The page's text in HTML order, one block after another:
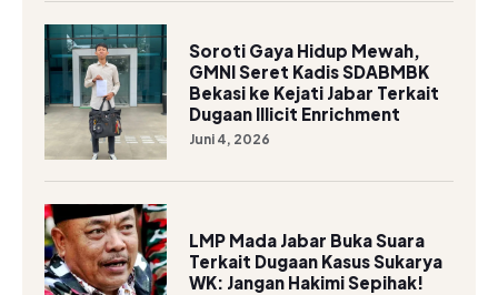
Soroti Gaya Hidup Mewah,
GMNI Seret Kadis SDABMBK
Bekasi ke Kejati Jabar Terkait
Dugaan Illicit Enrichment
Juni 4, 2026
LMP Mada Jabar Buka Suara
Terkait Dugaan Kasus Sukarya
WK: Jangan Hakimi Sepihak!